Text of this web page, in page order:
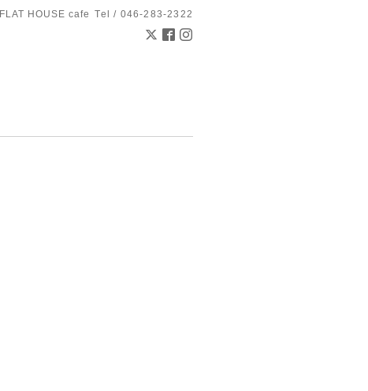
FLAT HOUSE cafe Tel / 046-283-2322